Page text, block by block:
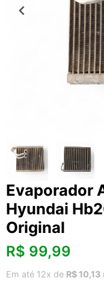
Evaporador
Hyundai
Original
R$ 99,99
Em até 12x de R$ 10,13